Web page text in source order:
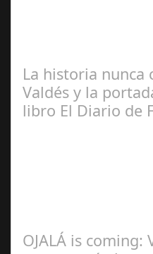
La historia nunca
Valdés y la
libro El Diario de
OJALÁ is coming: